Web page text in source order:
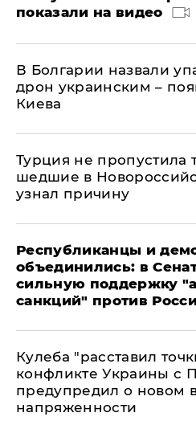
показали на видео
В Болгарии назвали
дрон украинским –
Киева
Турция не пропустила
шедшие в
узнал причину
Республиканцы и
объединились: в
сильную поддержку
санкций" против
Кулеба "расставил
конфликте Украины с
предупредил о новом
напряженности